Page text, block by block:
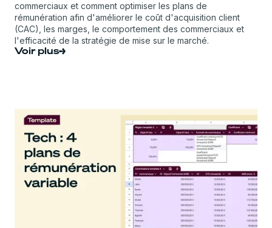
commerciaux et comment optimiser les plans de
rémunération afin d'améliorer le coût d'acquisition client
(CAC), les marges, le comportement des commerciaux et
l'efficacité de la stratégie de mise sur le marché.
Voir plus